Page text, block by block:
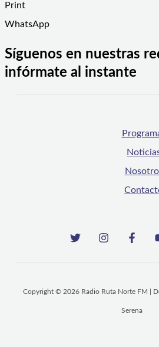
Print
WhatsApp
Síguenos en nuestras
infórmate al instante
Copyright © 2026 Radio Ruta Norte FM |
Serena